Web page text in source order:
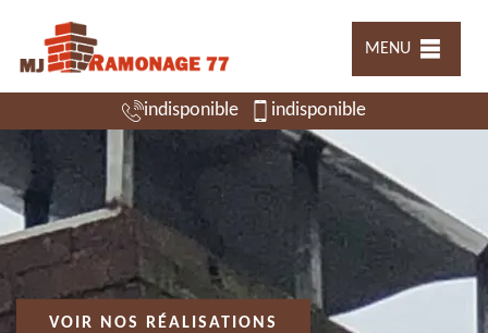
MENU
indisponible indisponible
VOIR NOS RÉALISATIONS